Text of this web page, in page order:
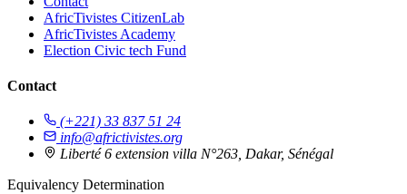
AfricTivistes CitizenLab
AfricTivistes Academy
Election Civic tech Fund
Contact
(+221) 33 837 51 24
info@africtivistes.org
Liberté 6 extension villa N°263, Dakar, Sénégal
Equivalency Determination